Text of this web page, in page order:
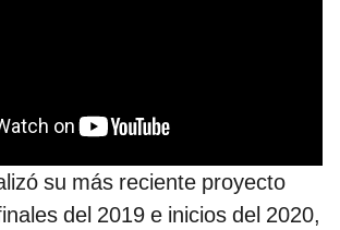
su más reciente proyecto
del 2019 e inicios del 2020,